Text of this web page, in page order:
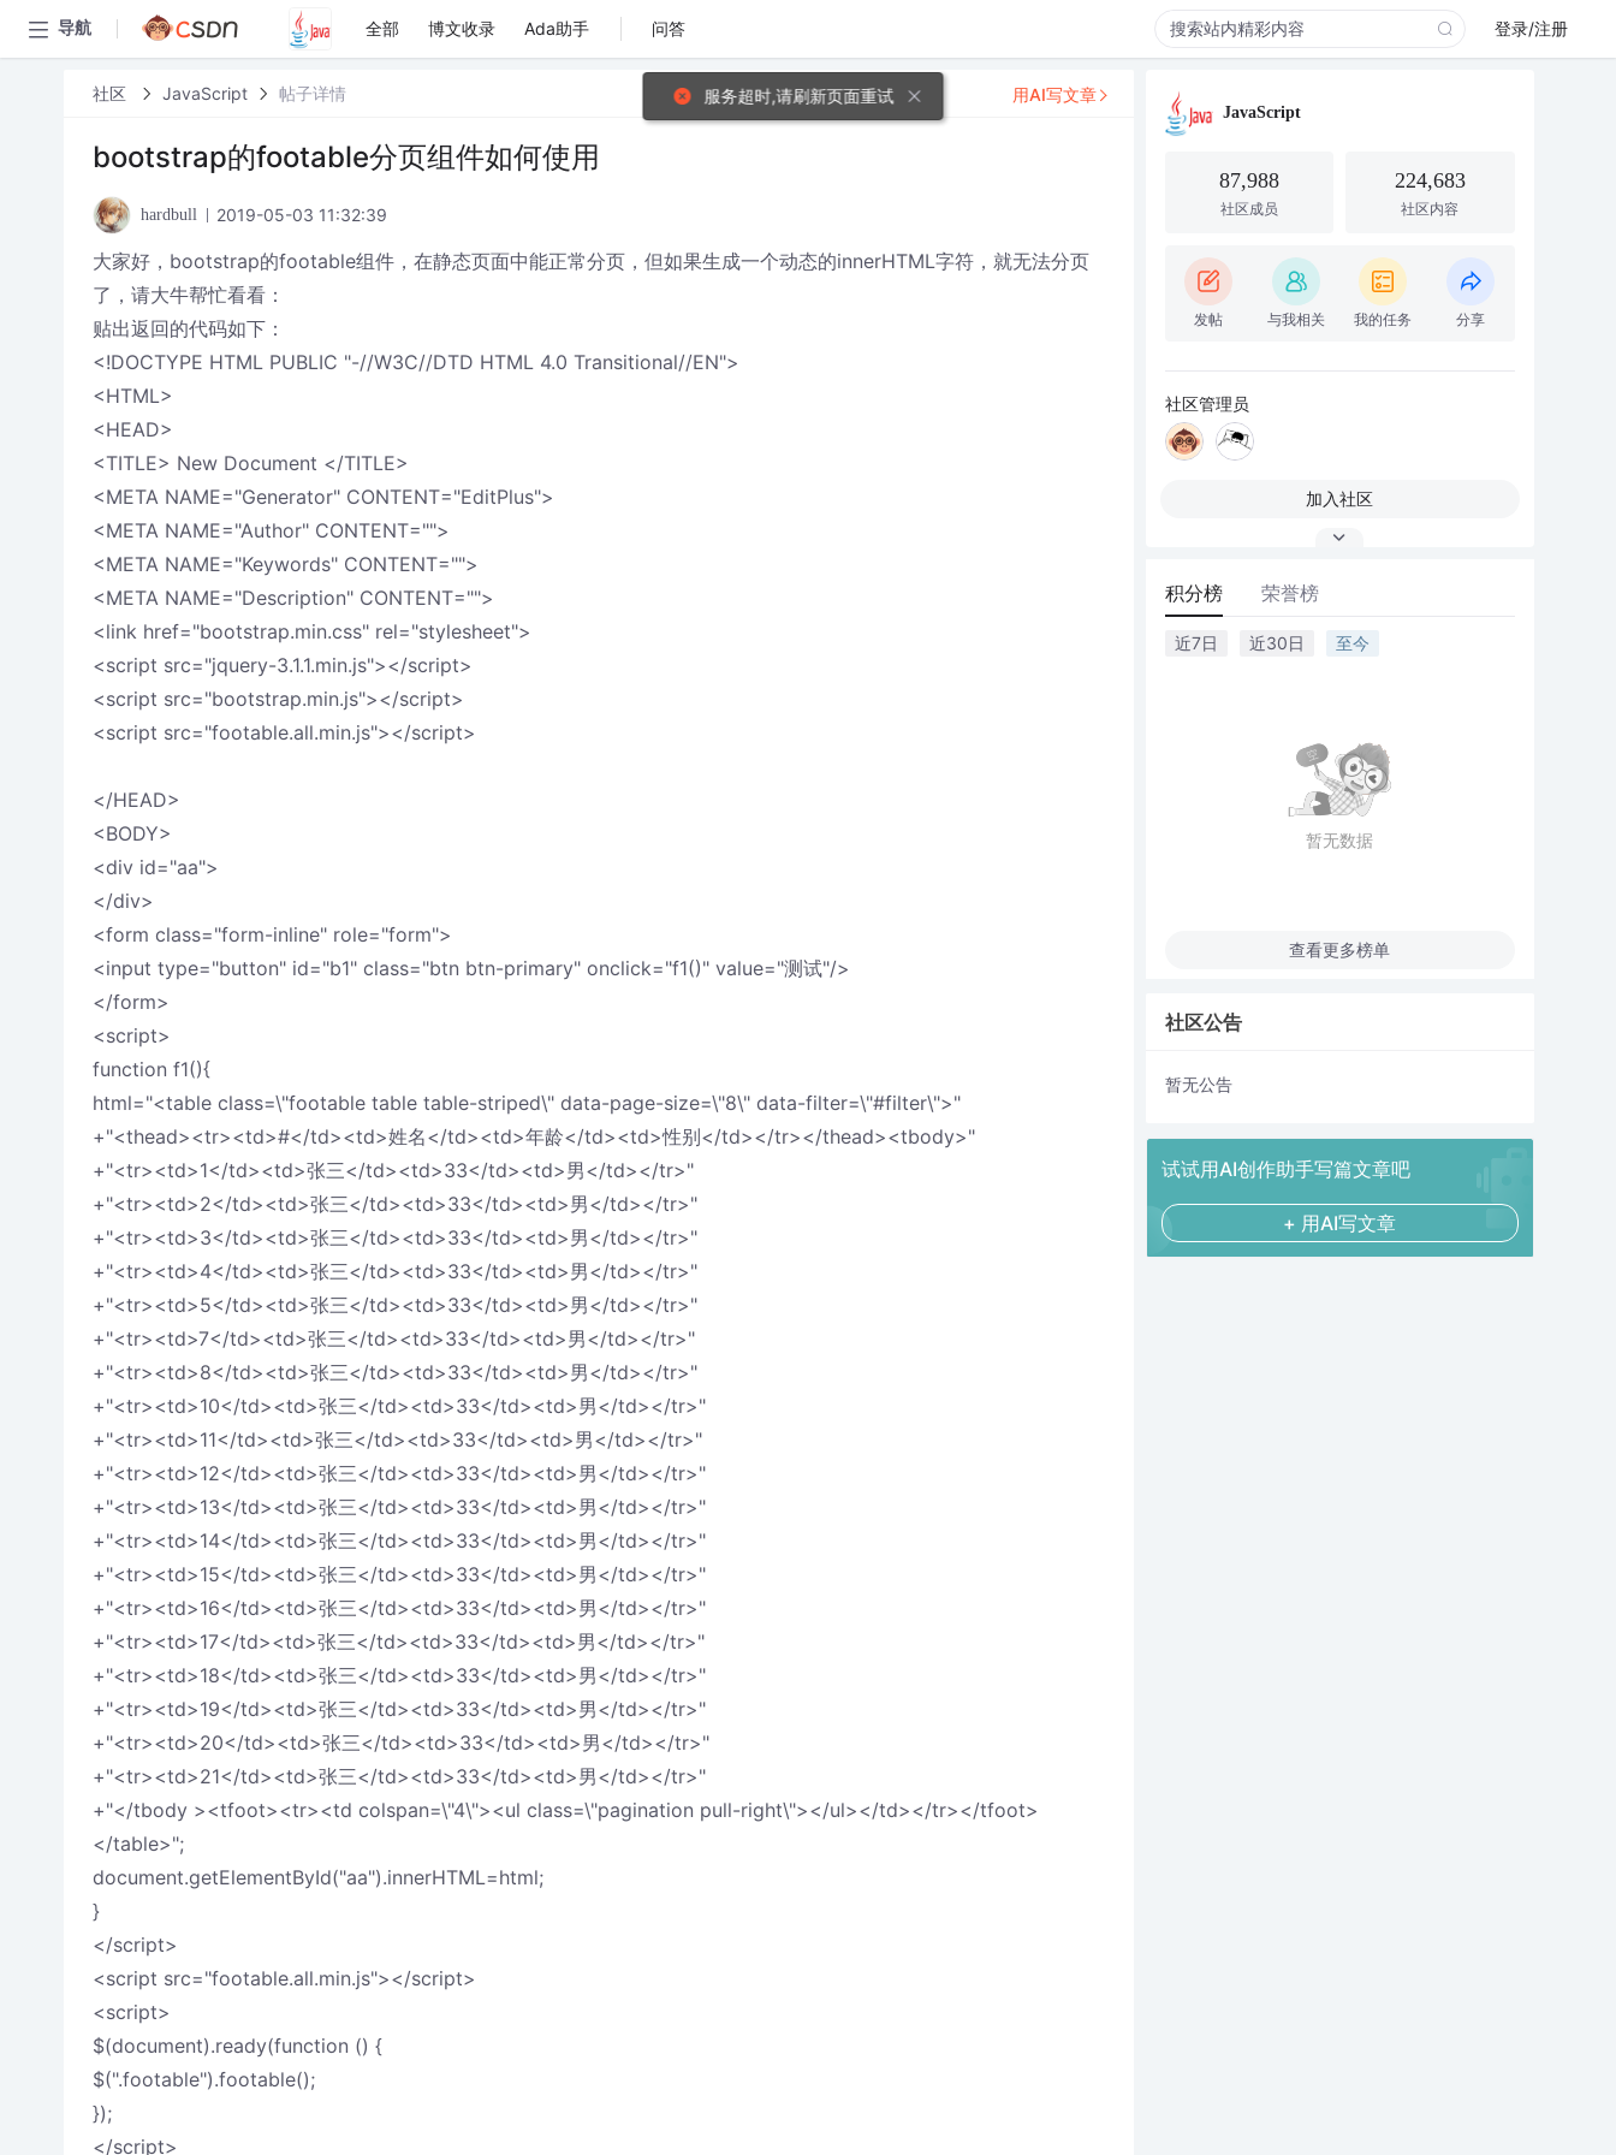
导航 全部 博文收录 Ada助手 问答 登录/注册
社区 JavaScript 帖子详情
bootstrap的footable分页组件如何使用
hardbull 2019-05-03 11:32:39
大家好，bootstrap的footable组件，在静态页面中能正常分页，但如果生成一个动态的innerHTML字符，就无法分页
了，请大牛帮忙看看：
贴出返回的代码如下：
<!DOCTYPE HTML PUBLIC "-//W3C//DTD HTML 4.0 Transitional//EN">
<HTML>
<HEAD>
<TITLE> New Document </TITLE>
<META NAME="Generator" CONTENT="EditPlus">
<META NAME="Author" CONTENT="">
<META NAME="Keywords" CONTENT="">
<META NAME="Description" CONTENT="">
<link href="bootstrap.min.css" rel="stylesheet">
<script src="jquery-3.1.1.min.js"></script>
<script src="bootstrap.min.js"></script>
<script src="footable.all.min.js"></script>
</HEAD>
<BODY>
<div id="aa">
</div>
<form class="form-inline" role="form">
<input type="button" id="b1" class="btn btn-primary" onclick="f1()" value="测试"/>
</form>
<script>
function f1(){
html="<table class=\"footable table table-striped\" data-page-size=\"8\" data-filter=\"#filter\">"
+"<thead><tr><td>#</td><td>姓名</td><td>年龄</td><td>性别</td></tr></thead><tbody>"
+"<tr><td>1</td><td>张三</td><td>33</td><td>男</td></tr>"
+"<tr><td>2</td><td>张三</td><td>33</td><td>男</td></tr>"
+"<tr><td>3</td><td>张三</td><td>33</td><td>男</td></tr>"
+"<tr><td>4</td><td>张三</td><td>33</td><td>男</td></tr>"
+"<tr><td>5</td><td>张三</td><td>33</td><td>男</td></tr>"
+"<tr><td>7</td><td>张三</td><td>33</td><td>男</td></tr>"
+"<tr><td>8</td><td>张三</td><td>33</td><td>男</td></tr>"
+"<tr><td>10</td><td>张三</td><td>33</td><td>男</td></tr>"
+"<tr><td>11</td><td>张三</td><td>33</td><td>男</td></tr>"
+"<tr><td>12</td><td>张三</td><td>33</td><td>男</td></tr>"
+"<tr><td>13</td><td>张三</td><td>33</td><td>男</td></tr>"
+"<tr><td>14</td><td>张三</td><td>33</td><td>男</td></tr>"
+"<tr><td>15</td><td>张三</td><td>33</td><td>男</td></tr>"
+"<tr><td>16</td><td>张三</td><td>33</td><td>男</td></tr>"
+"<tr><td>17</td><td>张三</td><td>33</td><td>男</td></tr>"
+"<tr><td>18</td><td>张三</td><td>33</td><td>男</td></tr>"
+"<tr><td>19</td><td>张三</td><td>33</td><td>男</td></tr>"
+"<tr><td>20</td><td>张三</td><td>33</td><td>男</td></tr>"
+"<tr><td>21</td><td>张三</td><td>33</td><td>男</td></tr>"
+"</tbody ><tfoot><tr><td colspan=\"4\"><ul class=\"pagination pull-right\"></ul></td></tr></tfoot>
</table>";
document.getElementById("aa").innerHTML=html;
}
</script>
<script src="footable.all.min.js"></script>
<script>
$(document).ready(function () {
$(".footable").footable();
});
</script>
用AI写文章
JavaScript
87,988
社区成员
224,683
社区内容
发帖 与我相关 我的任务 分享
社区管理员
加入社区
积分榜 荣誉榜
近7日 近30日 至今
暂无数据
查看更多榜单
社区公告
暂无公告
试试用AI创作助手写篇文章吧
+ 用AI写文章
服务超时,请刷新页面重试